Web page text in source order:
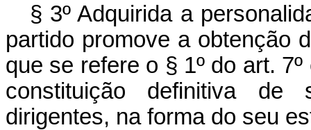
§ 3º Adquirida a
partido promove a obtenção
que se refere o § 1º do art.
constituição definitiva
dirigentes, na forma do seu